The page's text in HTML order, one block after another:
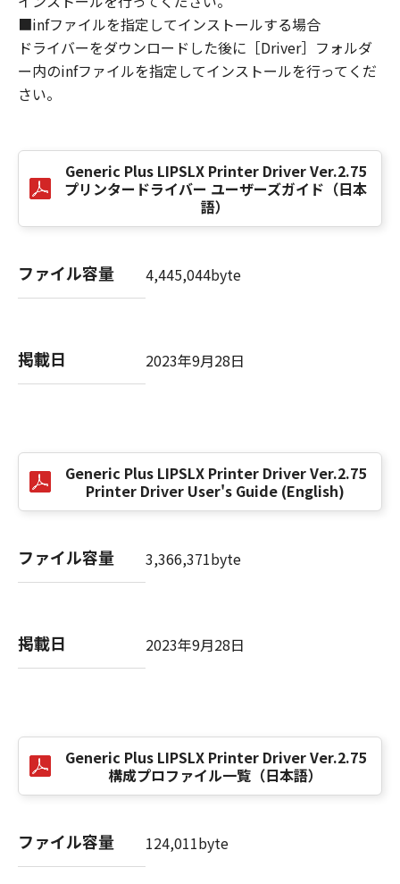
損害の可能性について知らされていた場合でも
同様です。
(3) キヤノン、キヤノンのライセンサー、キヤノ
ンの子会社、キヤノンの関連会社、それらの販
売代理店または販売店のいずれも、「本ソフト
じたいかなる紛争についても、一切責任を負わ
ないものとします。
８．契約期間
記のボタンをクリックした時点、または「本ソ
フトウェア」をインストールした時点で発効
(2) お客様は、「本ソフトウェア」およびその
複製物のすべてを廃棄および消去することによ
(4) お客様は、上記(3)によって本契約書が終了
した場合、速やかに、「本ソフトウェア」およ
びその複製物のすべてを廃棄または消去するも
(5) 上記にかかわらず、本契約書第2条、第4条
から第7条まで、第8条第4項および第10条の規
定は、本契約書の終了後も効力を有します。
NOTICE
“米国政府エンドユーザー”とは、米国政府の機
用されます：The SOFTWARE is a "commercial
item," as that term is defined at 48 C.F.R.
2.101 (Oct 1995), consisting of "commercial
computer software" and "commercial
terms are used in 48 C.F.R. 12.212 (Sept 1995).
Consistent with 48 C.F.R. 12.212 and 48 C.F.R.
■infファイルを指定してインストールする場合
ドライバーをダウンロードした後に［Driver］フォルダ
ー内のinfファイルを指定してインストールを行ってくだ
さい。
Generic Plus LIPSLX Printer Driver Ver.2.75
プリンタードライバー ユーザーズガイド（日本
語）
ファイル容量 4,445,044byte
掲載日 2023年9月28日
Generic Plus LIPSLX Printer Driver Ver.2.75
Printer Driver User's Guide (English)
ファイル容量 3,366,371byte
掲載日 2023年9月28日
Generic Plus LIPSLX Printer Driver Ver.2.75
構成プロファイル一覧（日本語）
ファイル容量 124,011byte